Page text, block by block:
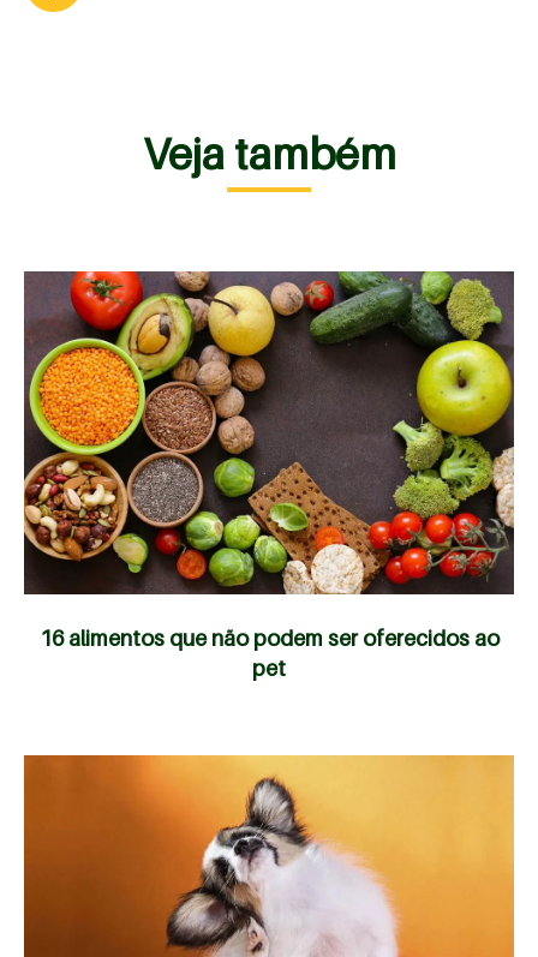
Veja também
16 alimentos que não podem ser oferecidos ao
pet